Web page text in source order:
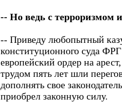
-- Но ведь с терроризмом
-- Приведу любопытный
конституционного суда
европейский ордер на
трудом пять лет шли
дополнять свое
приобрел законную силу.